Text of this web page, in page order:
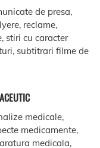
de presa,
reclame,
stiri cu caracter
subtitrari filme de
medicale,
medicamente,
medicala,